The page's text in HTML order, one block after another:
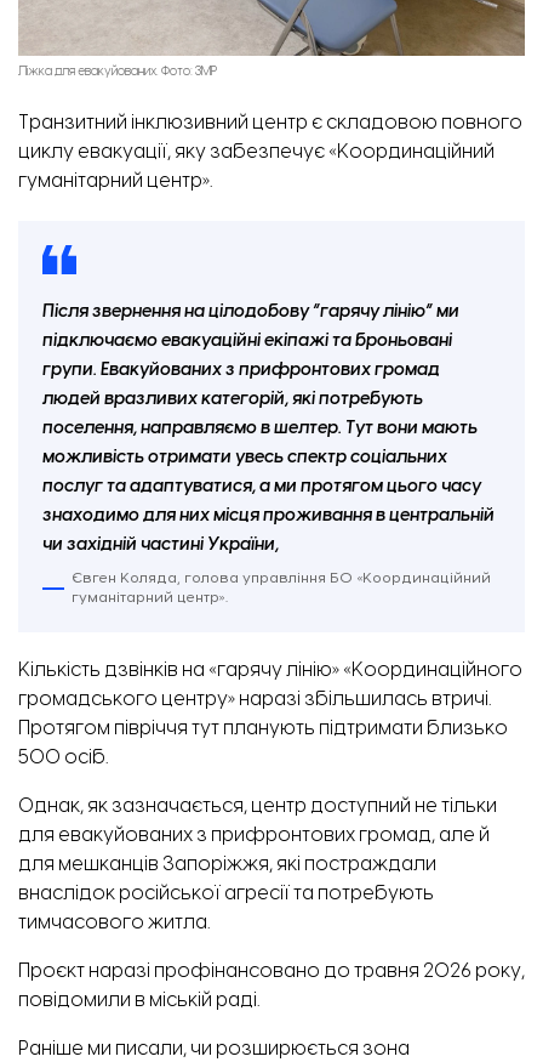
Ліжка для евакуйованих. Фото: ЗМР
Транзитний інклюзивний центр є складовою повного
циклу евакуації, яку забезпечує «Координаційний
гуманітарний центр».
Після звернення на цілодобову “гарячу лінію” ми
підключаємо евакуаційні екіпажі та броньовані
групи. Евакуйованих з прифронтових громад
людей вразливих категорій, які потребують
поселення, направляємо в шелтер. Тут вони мають
можливість отримати увесь спектр соціальних
послуг та адаптуватися, а ми протягом цього часу
знаходимо для них місця проживання в центральній
чи західній частині України,
Євген Коляда, голова управління БО «Координаційний
гуманітарний центр».
Кількість дзвінків на «гарячу лінію» «Координаційного
громадського центру» наразі збільшилась втричі.
Протягом півріччя тут планують підтримати близько
500 осіб.
Однак, як зазначається, центр доступний не тільки
для евакуйованих з прифронтових громад, але й
для мешканців Запоріжжя, які постраждали
внаслідок російської агресії та потребують
тимчасового житла.
Проєкт наразі профінансовано до травня 2026 року,
повідомили в міській раді.
Раніше ми писали, чи розширюється зона